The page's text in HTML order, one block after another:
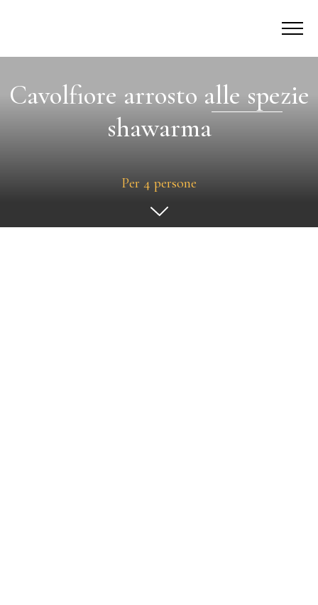
Cavolfiore arrosto alle spezie
shawarma
Per 4 persone